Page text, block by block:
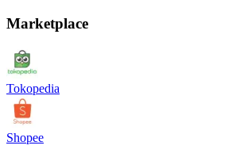
Marketplace
Tokopedia
Shopee